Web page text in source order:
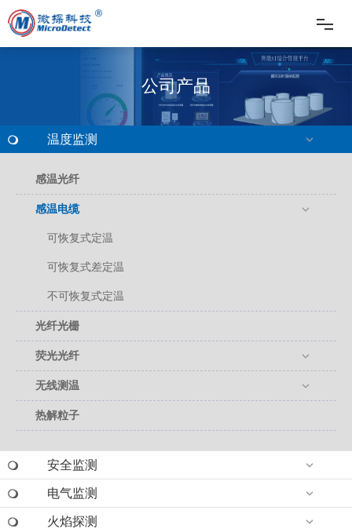
电缆隧道解决方案
配电室解决方案
智慧管网解决方案
产品中心
关于微探
公司产品
温度监测
感温光纤
感温电缆
可恢复式定温
可恢复式差定温
不可恢复式定温
光纤光栅
荧光光纤
无线测温
热解粒子
安全监测
电气监测
火焰探测